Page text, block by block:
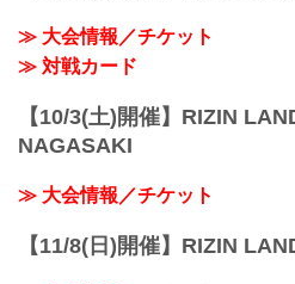
≫ 大会情報／チケット
≫ 対戦カード
【10/3(土)開催】RIZIN
NAGASAKI
≫ 大会情報／チケット
【11/8(日)開催】RIZIN